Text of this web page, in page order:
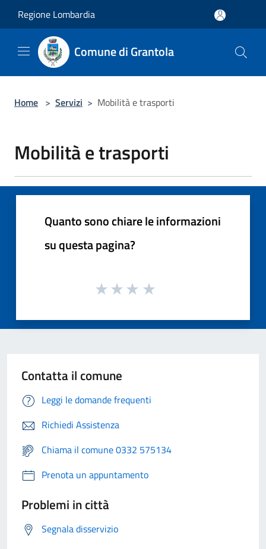
Regione Lombardia
Comune di Grantola
Home > Servizi > Mobilità e trasporti
Mobilità e trasporti
Quanto sono chiare le informazioni
su questa pagina?
Contatta il comune
Leggi le domande frequenti
Richiedi Assistenza
Chiama il comune 0332 575134
Prenota un appuntamento
Problemi in città
Segnala disservizio